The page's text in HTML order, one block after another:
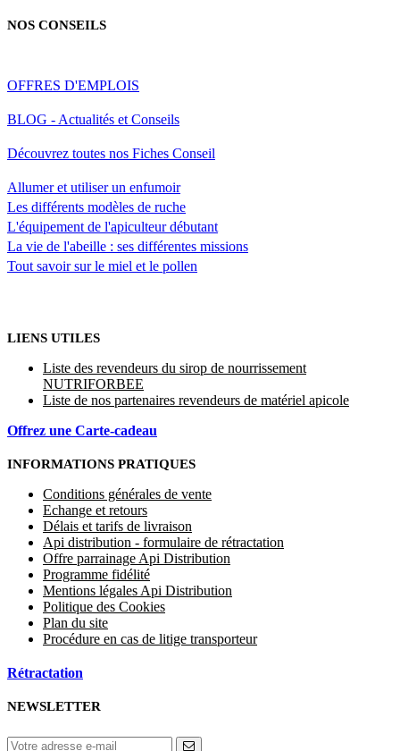
NOS CONSEILS
OFFRES D'EMPLOIS
BLOG - Actualités et Conseils
Découvrez toutes nos Fiches Conseil
Allumer et utiliser un enfumoir
Les différents modèles de ruche
L'équipement de l'apiculteur débutant
La vie de l'abeille : ses différentes missions
Tout savoir sur le miel et le pollen
LIENS UTILES
Liste des revendeurs du sirop de nourrissement
NUTRIFORBEE
Liste de nos partenaires revendeurs de matériel apicole
Offrez une Carte-cadeau
INFORMATIONS PRATIQUES
Conditions générales de vente
Echange et retours
Délais et tarifs de livraison
Api distribution - formulaire de rétractation
Offre parrainage Api Distribution
Programme fidélité
Mentions légales Api Distribution
Politique des Cookies
Plan du site
Procédure en cas de litige transporteur
Rétractation
NEWSLETTER